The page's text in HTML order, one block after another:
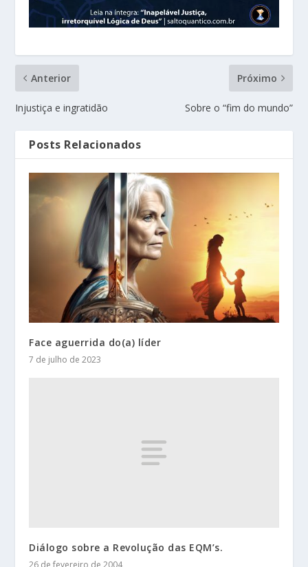
Anterior
Injustiça e ingratidão
Próximo
Sobre o “fim do mundo”
Posts Relacionados
Face aguerrida do(a) líder
7 de julho de 2023
Diálogo sobre a Revolução das EQM’s.
26 de fevereiro de 2004